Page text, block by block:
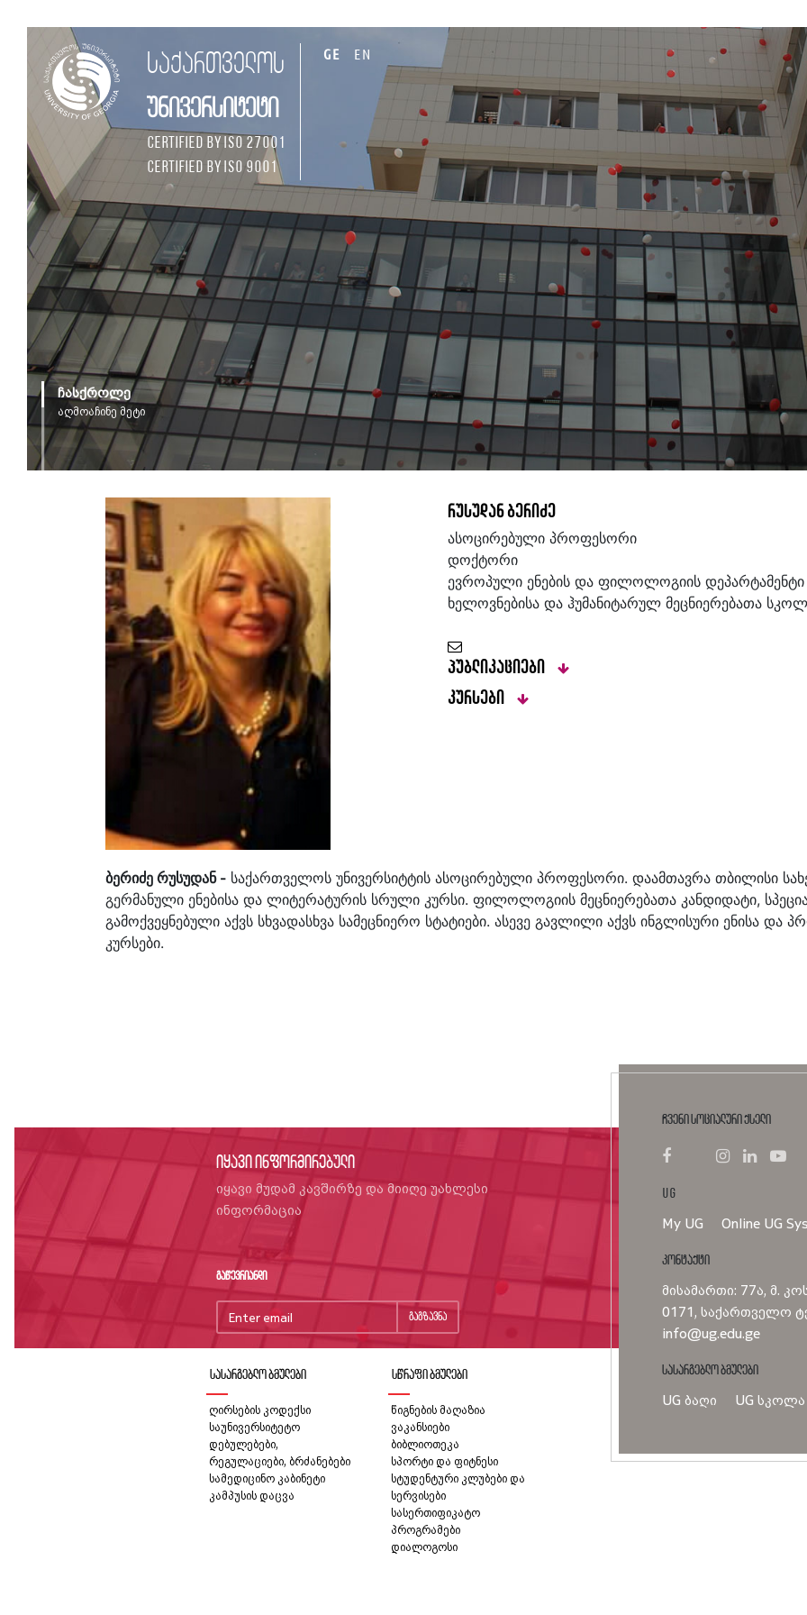
საქართველოს
უნივერსიტეტი
Certified by ISO 27001
Certified by ISO 9001
GE EN
ჩასქროლე
აღმოაჩინე მეტი
რუსუდან ბერიძე
ასოცირებული პროფესორი
დოქტორი
ევროპული ენების და ფილოლოგიის დეპარტამენტი
ხელოვნებისა და ჰუმანიტარულ მეცნიერებათა
პუბლიკაციები
კურსები
ბერიძე რუსუდან - საქართველოს უნივერსიტტის ასოცირებული პროფესორი. დაამთავრა თბილისი
გერმანული ენებისა და ლიტერატურის სრული კურსი. ფილოლოგიის მეცნიერებათა კანდიდატი,
გამოქვეყნებული აქვს სხვადასხვა სამეცნიერო სტატიები. ასევე გავლილი აქვს ინგლისური ენისა და
კურსები.
იყავი ინფორმირებული
იყავი მუდამ კავშირზე და მიიღე უახლესი
ინფორმაცია
გაწევრიანდი
გაგზავნა
ჩვენი სოციალური ქსელი
UG
My UG Online UG
კონტაქტი
მისამართი: 77ა, მ.
0171, საქართველო
info@ug.edu.ge
სასარგებლო ბმულები
UG ბაღი UG სკოლა
სასარგებლო ბმულები
ღირსების კოდექსი
საუნივერსიტეტო
დებულებები,
რეგულაციები, ბრძანებები
სამედიცინო კაბინეტი
კამპუსის დაცვა
სწრაფი ბმულები
წიგნების მაღაზია
ვაკანსიები
ბიბლიოთეკა
სპორტი და ფიტნესი
სტუდენტური კლუბები და
სერვისები
სასერთიფიკატო
პროგრამები
დიალოგოსი